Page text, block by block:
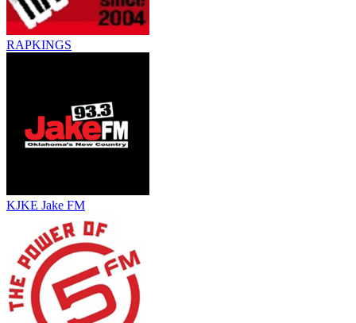
RAPKINGS
KJKE Jake FM